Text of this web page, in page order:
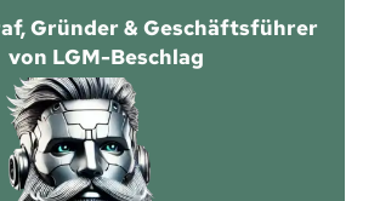
Gründer & Geschäftsführer
von LGM-Beschlag